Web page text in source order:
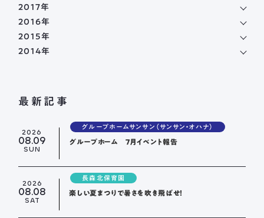
2017年
2016年
2015年
2014年
最新記事
2026
08.09
SUN
グループホームサンサン（サンサン・オハナ）
グループホーム 7月イベント報告
2026
08.08
SAT
長森北保育園
楽しい夏まつりで暑さを吹き飛ばせ！